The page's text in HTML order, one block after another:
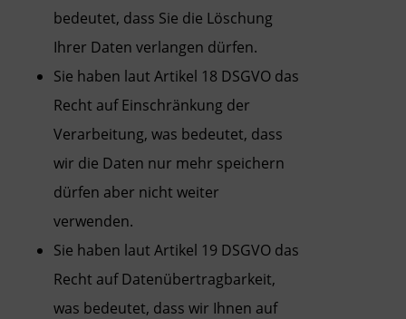
bedeutet, dass Sie die Löschung
Ihrer Daten verlangen dürfen.
Sie haben laut Artikel 18 DSGVO das
Recht auf Einschränkung der
Verarbeitung, was bedeutet, dass
wir die Daten nur mehr speichern
dürfen aber nicht weiter
verwenden.
Sie haben laut Artikel 19 DSGVO das
Recht auf Datenübertragbarkeit,
was bedeutet, dass wir Ihnen auf